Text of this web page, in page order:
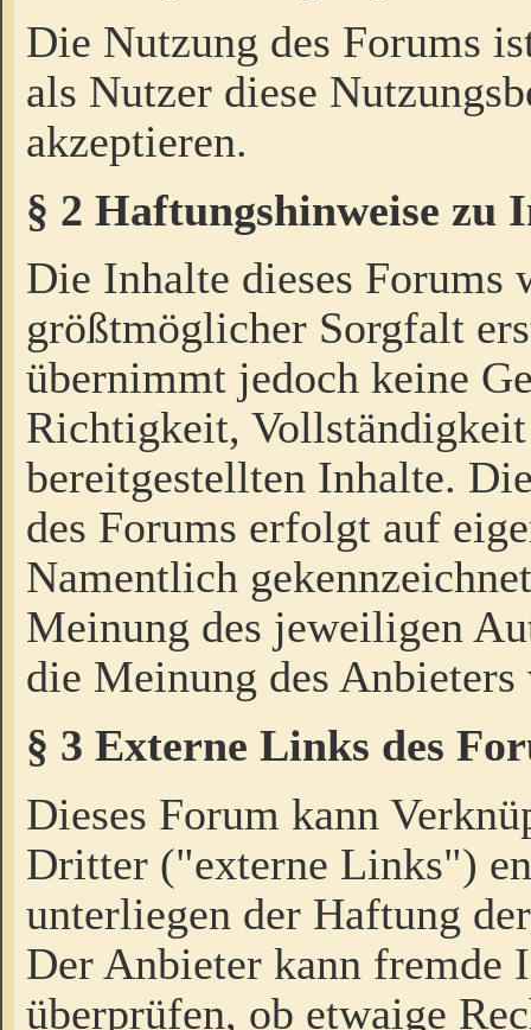
Die Nutzung des Forums
als Nutzer diese
akzeptieren.
§ 2 Haftungshinweise zu
Die Inhalte dieses Forums
größtmöglicher Sorgfalt
übernimmt jedoch keine
Richtigkeit,
bereitgestellten Inhalte.
des Forums erfolgt auf
Namentlich
Meinung des jeweiligen
die Meinung des Anbieters
§ 3 Externe Links des
Dieses Forum kann
Dritter ("externe Links")
unterliegen der Haftung
Der Anbieter kann fremde
überprüfen, ob etwaige